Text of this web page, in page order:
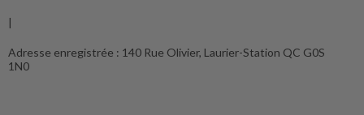
|
Adresse enregistrée : 140 Rue Olivier, Laurier-Station QC G0S
1N0